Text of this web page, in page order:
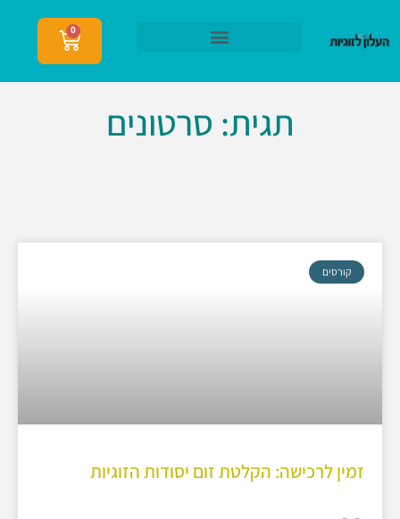
0
תגית: סרטונים
קורסים
זמין לרכישה: הקלטת זום יסודות הזוגיות